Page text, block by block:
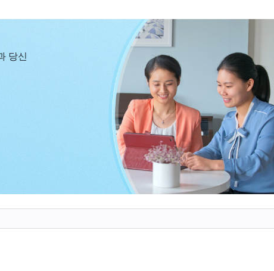
알렸습니다.
두면, 우리는 더 이상 안 살겠다. 내일 당장 약 먹고 죽을
괴로운 나머지 속으로 계속 하나님께 기도드렸습니다.
당신을 배반하지 않겠습니다! 다만 제가 무슨 말을 해야
매함과 무지함 때문에 저도 모르는 사이에 사탄에게 약
수 있도록 저를 인도해 주세요.’ 기도를 마친 후, 마음이
. “제가 선택한 길이 옳다는 것을 분명히 아시면서 왜
나님을 믿고 진리를 추구하며 제 본분을 이행하고 싶을 뿐
?” 어머니는 제 말을 듣고 화를 내며 말씀하셨습니다. “나
책임이자 의무야. 만약 가족들을 만족시키기 위해 본분
당신